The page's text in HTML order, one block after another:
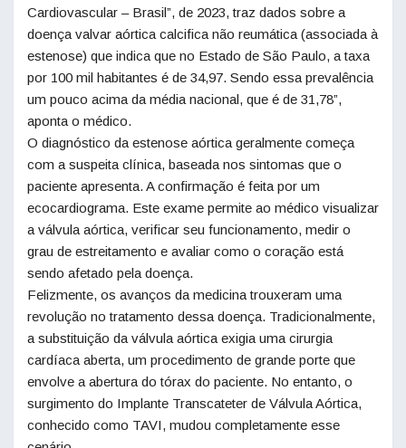
Cardiovascular – Brasil”, de 2023, traz dados sobre a
doença valvar aórtica calcifica não reumática (associada à
estenose) que indica que no Estado de São Paulo, a taxa
por 100 mil habitantes é de 34,97. Sendo essa prevalência
um pouco acima da média nacional, que é de 31,78”,
aponta o médico.
O diagnóstico da estenose aórtica geralmente começa
com a suspeita clínica, baseada nos sintomas que o
paciente apresenta. A confirmação é feita por um
ecocardiograma. Este exame permite ao médico visualizar
a válvula aórtica, verificar seu funcionamento, medir o
grau de estreitamento e avaliar como o coração está
sendo afetado pela doença.
Felizmente, os avanços da medicina trouxeram uma
revolução no tratamento dessa doença. Tradicionalmente,
a substituição da válvula aórtica exigia uma cirurgia
cardíaca aberta, um procedimento de grande porte que
envolve a abertura do tórax do paciente. No entanto, o
surgimento do Implante Transcateter de Válvula Aórtica,
conhecido como TAVI, mudou completamente esse